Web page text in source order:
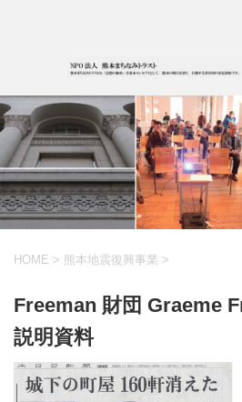
HOME > 熊本地震復興事業 >
Freeman 財団 Graeme
説明資料